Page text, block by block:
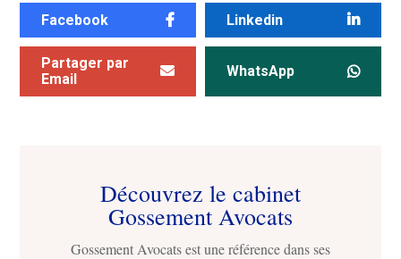
Facebook Linkedin
Partager par
Email
WhatsApp
Découvrez le cabinet
Gossement Avocats
Gossement Avocats est une référence dans ses